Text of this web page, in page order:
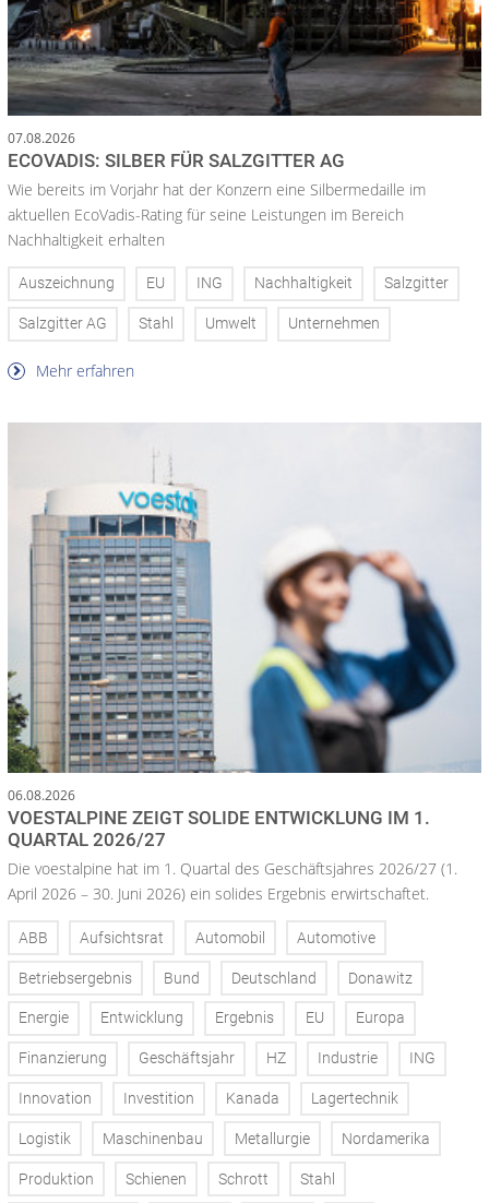
07.08.2026
ECOVADIS: SILBER FÜR SALZGITTER AG
Wie bereits im Vorjahr hat der Konzern eine Silbermedaille im
aktuellen EcoVadis-Rating für seine Leistungen im Bereich
Nachhaltigkeit erhalten
Auszeichnung EU ING Nachhaltigkeit Salzgitter
Salzgitter AG Stahl Umwelt Unternehmen
Mehr erfahren
06.08.2026
VOESTALPINE ZEIGT SOLIDE ENTWICKLUNG IM 1.
QUARTAL 2026/27
Die voestalpine hat im 1. Quartal des Geschäftsjahres 2026/27 (1.
April 2026 – 30. Juni 2026) ein solides Ergebnis erwirtschaftet.
ABB Aufsichtsrat Automobil Automotive
Betriebsergebnis Bund Deutschland Donawitz
Energie Entwicklung Ergebnis EU Europa
Finanzierung Geschäftsjahr HZ Industrie ING
Innovation Investition Kanada Lagertechnik
Logistik Maschinenbau Metallurgie Nordamerika
Produktion Schienen Schrott Stahl